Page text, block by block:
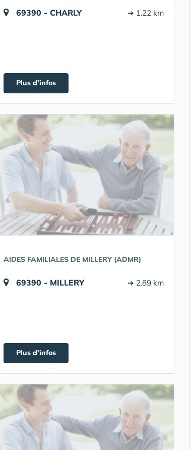
69390 - CHARLY ➔ 1.22 km
Plus d'infos
AIDES FAMILIALES DE MILLERY (ADMR)
69390 - MILLERY ➔ 2.89 km
Plus d'infos